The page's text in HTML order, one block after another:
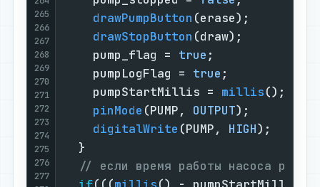
265
266
267
268
269
270
271
272
273
274
275
276
277
drawPumpButton
drawStopButton
    pump_flag =
true
    pumpLogFlag =
true
    pumpStartMillis =
millis
pinMode (PUMP, OUTPUT
digitalWrite (PUMP, HIGH
  }
// если время работы насоса равно